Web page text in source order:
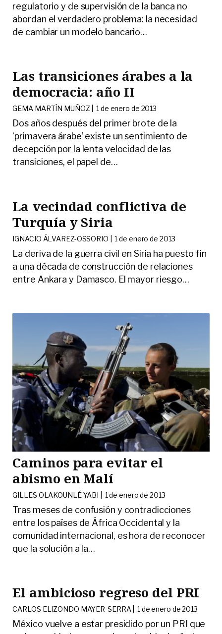
regulatorio y de supervisión de la banca no
abordan el verdadero problema: la necesidad
de cambiar un modelo bancario…
Las transiciones árabes a la
democracia: año II
GEMA MARTÍN MUÑOZ |1 de enero de 2013
Dos años después del primer brote de la
‘primavera árabe’ existe un sentimiento de
decepción por la lenta velocidad de las
transiciones, el papel de…
La vecindad conflictiva de
Turquía y Siria
IGNACIO ÁLVAREZ-OSSORIO |1 de enero de 2013
La deriva de la guerra civil en Siria ha puesto fin
a una década de construcción de relaciones
entre Ankara y Damasco. El mayor riesgo…
Caminos para evitar el
abismo en Malí
GILLES OLAKOUNLÉ YABI | 1 de enero de 2013
Tras meses de confusión y contradicciones
entre los países de África Occidental y la
comunidad internacional, es hora de reconocer
que la solución a la…
El ambicioso regreso del PRI
CARLOS ELIZONDO MAYER-SERRA | 1 de enero de 2013
México vuelve a estar presidido por un PRI que